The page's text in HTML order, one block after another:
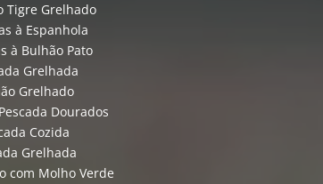
Tigre Grelhado
à Espanhola
à Bulhão Pato
Grelhada
Grelhado
Dourados
Cozida
Grelhada
com Molho Verde